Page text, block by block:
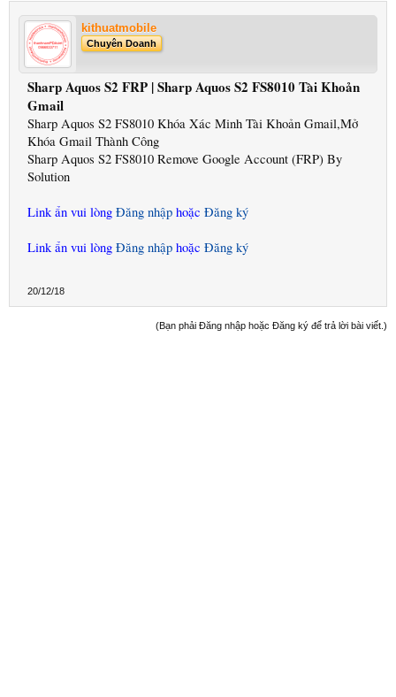
kithuatmobile
Chuyên Doanh
Sharp Aquos S2 FRP | Sharp Aquos S2 FS8010 Tài Khoản
Gmail
Sharp Aquos S2 FS8010 Khóa Xác Minh Tài Khoản Gmail,Mở
Khóa Gmail Thành Công
Sharp Aquos S2 FS8010 Remove Google Account (FRP) By
Solution
Link ẩn vui lòng Đăng nhập hoặc Đăng ký
Link ẩn vui lòng Đăng nhập hoặc Đăng ký
20/12/18
(Bạn phải Đăng nhập hoặc Đăng ký để trả lời bài viết.)